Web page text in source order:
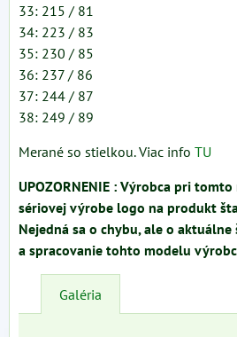
33: 215 / 81
34: 223 / 83
35: 230 / 85
36: 237 / 86
37: 244 / 87
38: 249 / 89
Merané so stielkou. Viac info TU
UPOZORNENIE : Výrobca pri
sériovej výrobe logo na produkt
Nejedná sa o chybu, ale o
a spracovanie tohto modelu
Galéria